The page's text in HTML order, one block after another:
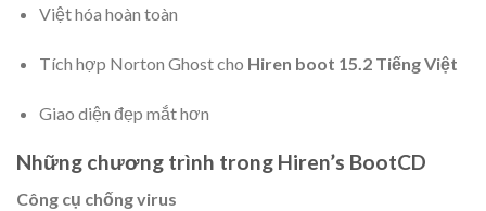
Việt hóa hoàn toàn
Tích hợp Norton Ghost cho Hiren boot 15.2 Tiếng Việt
Giao diện đẹp mắt hơn
Những chương trình trong Hiren’s BootCD
Công cụ chống virus